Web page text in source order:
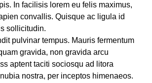
In facilisis lorem eu felis maximus,
convallis. Quisque ac ligula id
sollicitudin.
pulvinar tempus. Mauris fermentum
gravida, non gravida arcu
aptent taciti sociosqu ad litora
nostra, per inceptos himenaeos.